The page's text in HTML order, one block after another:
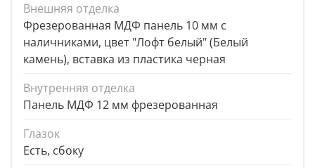
Внешняя отделка
Фрезерованная МДФ панель 10 мм с
наличниками, цвет "Лофт белый" (Белый
камень), вставка из пластика черная
Внутренняя отделка
Панель МДФ 12 мм фрезерованная
Глазок
Есть, сбоку